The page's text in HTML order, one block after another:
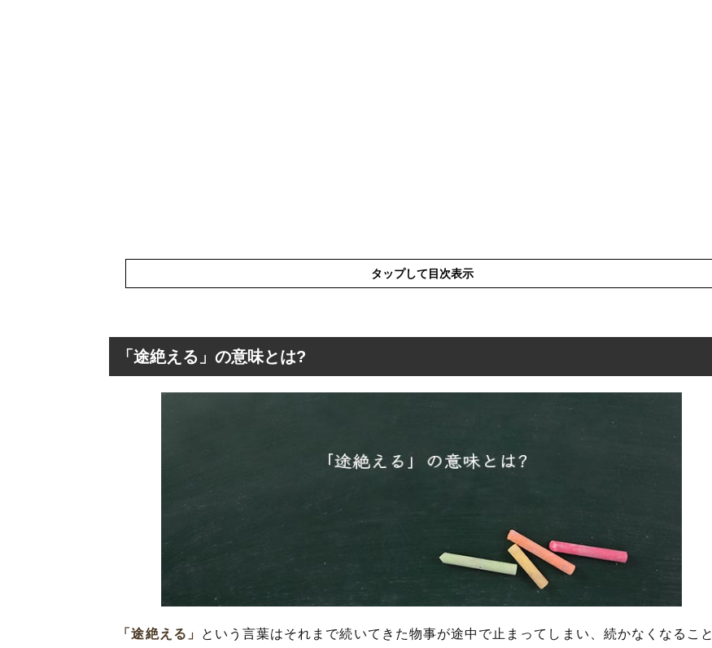
タップして目次表示
「途絶える」の読み方・漢字
「途絶える」の言葉の使い方
「途絶える」を使った言葉と意味を解釈
「途絶える」を使った例文・短文(解釈)
「途絶える」の類語や類義の表現
「途絶える」の意味とは?
「途絶える」
という言葉はそれまで続いてきた物事が途中で止まってしまい、続かなくなること